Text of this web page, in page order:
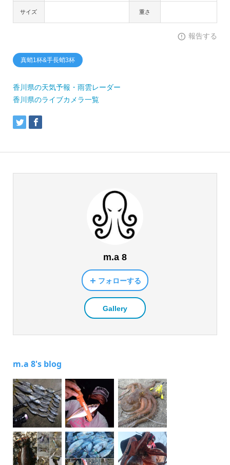
サイズ 重さ
報告する
真蛸1杯&手長蛸3杯
香川県の天気予報・雨雲レーダー
香川県のライブカメラ一覧
m.a 8
フォローする
Gallery
m.a 8's blog